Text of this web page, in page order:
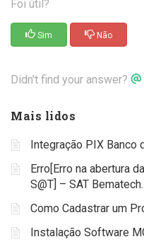
Foi útil?
Sim Não
Didn't find your answer?
Mais lidos
Integração PIX Banco
Erro[Erro na abertura
S@T] – SAT Bematech.
Como Cadastrar um
Instalação Software